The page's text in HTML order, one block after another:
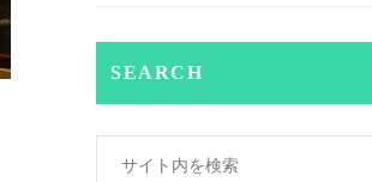
SEARCH